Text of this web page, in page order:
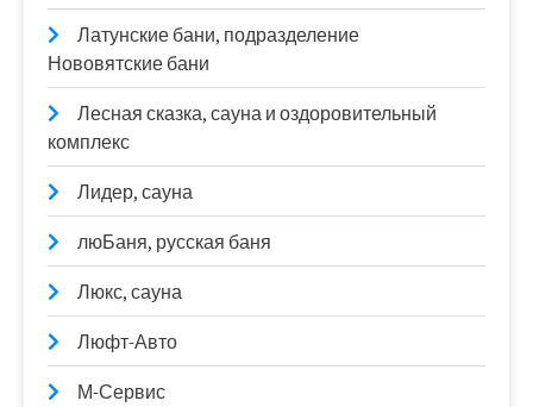
Латунские бани, подразделение
Нововятские бани
Лесная сказка, сауна и оздоровительный
комплекс
Лидер, сауна
люБаня, русская баня
Люкс, сауна
Люфт-Авто
М-Сервис